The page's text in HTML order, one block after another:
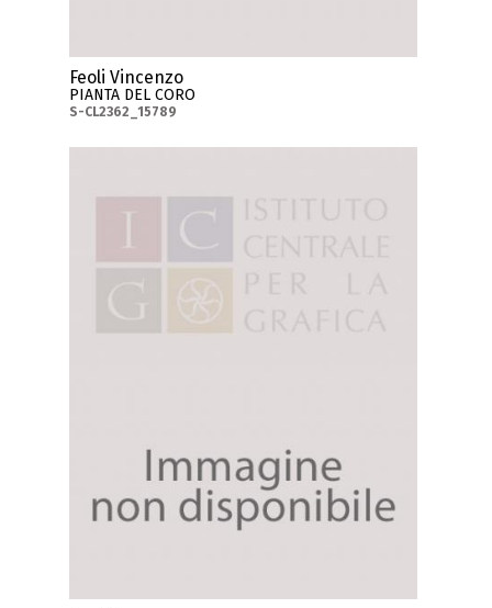
Feoli Vincenzo
PIANTA DEL CORO
S-CL2362_15789